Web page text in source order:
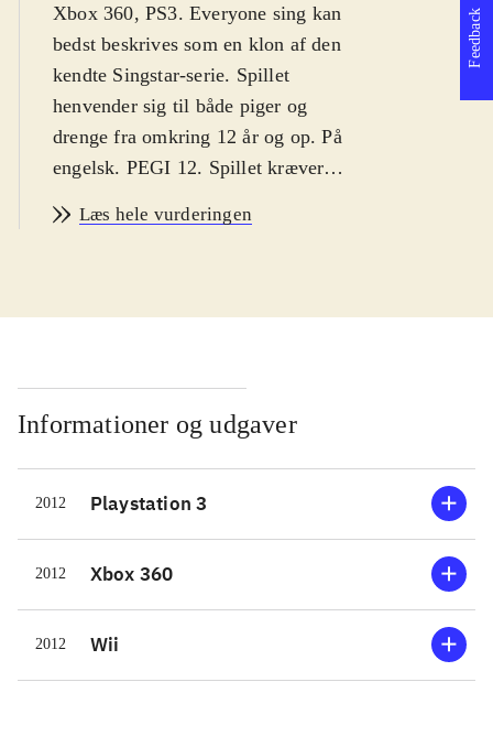
Xbox 360, PS3. Everyone sing kan
bedst beskrives som en klon af den
kendte Singstar-serie. Spillet
henvender sig til både piger og
drenge fra omkring 12 år og op. På
engelsk. PEGI 12. Spillet kræver
Everyone sing låner stort set hele sit
nødvendigvis negativt, for Singstar er
spil. I spillet synger hver spiller i en
mikrofon og spillet registrerer hvor
godt deres toneleje matcher sangen
på skærmen. Rammer de tonen og
lejet præcist får de point - det er
rørende simpelt, så alle kan være
med. Der er 35 sange at vælge
Læs hele vurderingen
Informationer og udgaver
2012 Playstation 3
2012 Xbox 360
2012 Wii
Feedback